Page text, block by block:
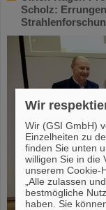
Scholz:
Wir
Wir (GSI GmbH)
Einzelheiten zu
finden Sie unten
willigen Sie in die
unserem Cookie-
„Alle zulassen
bestmögliche
haben. Sie